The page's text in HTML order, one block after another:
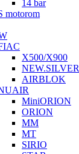
14 bar
motorom
X500/X900
NEW.SILVER
AIRBLOK
MiniORION
ORION
MM
MT
SIRIO